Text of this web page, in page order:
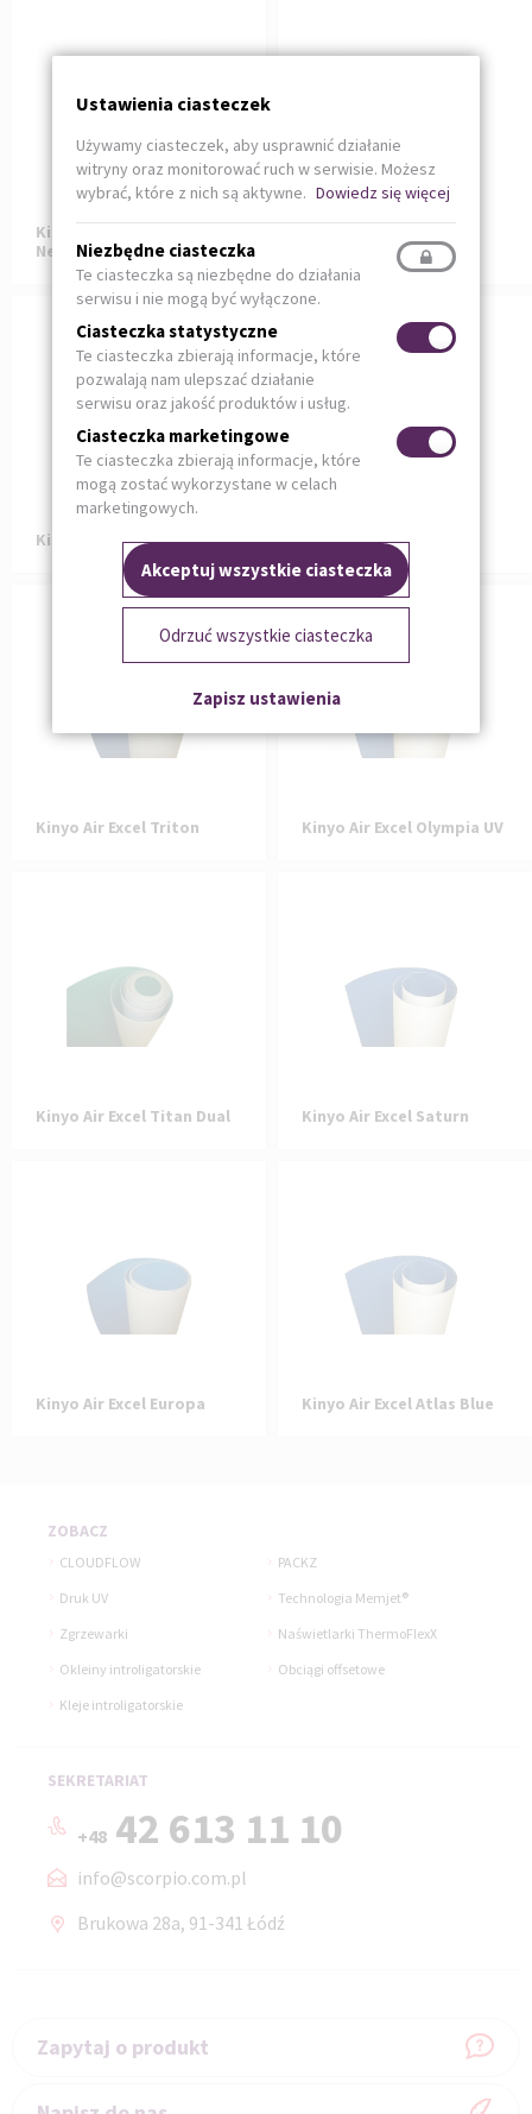
Kinyo Air Excel Hermes
News
Kinyo Air Excel Apollo UV Kinyo Air Tack M / J UV
Kinyo Air Excel Triton Kinyo Air Excel Olympia UV
Kinyo Air Excel Titan Dual Kinyo Air Excel Saturn
Kinyo Air Excel Europa Kinyo Air Excel Atlas Blue
ZOBACZ
CLOUDFLOW
PACKZ
Druk UV
Technologia Memjet®
Zgrzewarki
Naświetlarki ThermoFlexX
Okleiny introligatorskie
Obciągi offsetowe
Kleje introligatorskie
SEKRETARIAT
+48 42 613 11 10
info@scorpio.com.pl
Brukowa 28a, 91-341 Łódź
Zapytaj o produkt
Ustawienia ciasteczek
Używamy ciasteczek, aby usprawnić działanie
witryny oraz monitorować ruch w serwisie. Możesz
wybrać, które z nich są aktywne. Dowiedz się więcej
Niezbędne ciasteczka
Te ciasteczka są niezbędne do działania
serwisu i nie mogą być wyłączone.
Ciasteczka statystyczne
Te ciasteczka zbierają informacje, które
pozwalają nam ulepszać działanie
serwisu oraz jakość produktów i usług.
Ciasteczka marketingowe
Te ciasteczka zbierają informacje, które
mogą zostać wykorzystane w celach
marketingowych.
Akceptuj wszystkie ciasteczka
Odrzuć wszystkie ciasteczka
Zapisz ustawienia